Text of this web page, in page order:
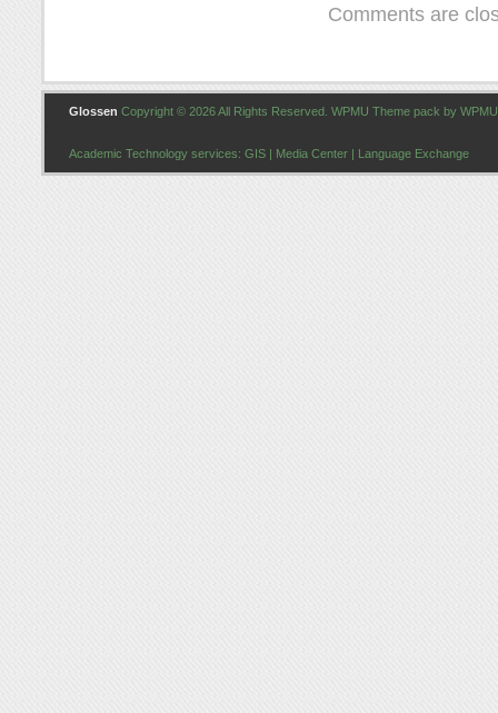
der
“Frauen
den
Comments are
Glossen Copyright © 2026 All Rights Reserved. WPMU Theme pack by
Academic Technology services: GIS Media Center Language Exchange